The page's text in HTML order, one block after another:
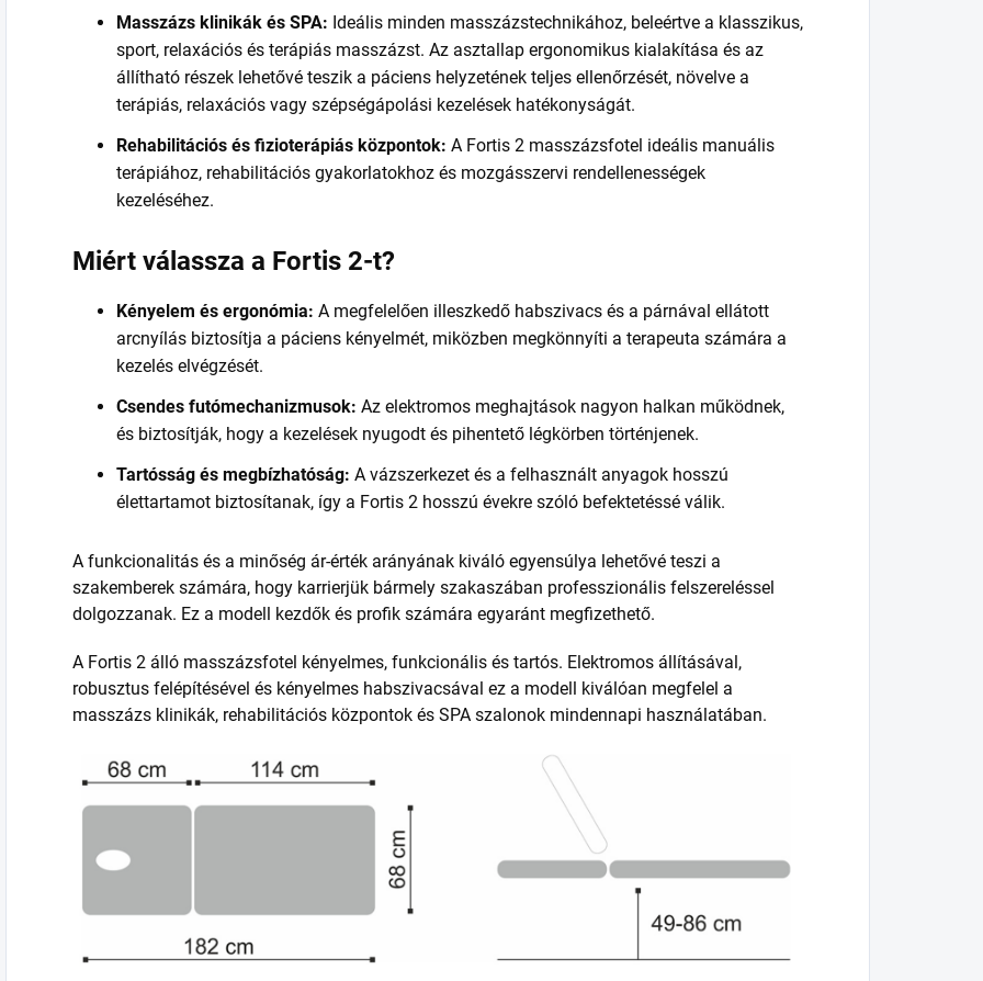
Masszázs klinikák és SPA: Ideális minden masszázstechnikához, beleértve a klasszikus,
sport, relaxációs és terápiás masszázst. Az asztallap ergonomikus kialakítása és az
állítható részek lehetővé teszik a páciens helyzetének teljes ellenőrzését, növelve a
terápiás, relaxációs vagy szépségápolási kezelések hatékonyságát.
Rehabilitációs és fizioterápiás központok: A Fortis 2 masszázsfotel ideális manuális
terápiához, rehabilitációs gyakorlatokhoz és mozgásszervi rendellenességek
kezeléséhez.
Miért válassza a Fortis 2-t?
Kényelem és ergonómia: A megfelelően illeszkedő habszivacs és a párnával ellátott
arcnyílás biztosítja a páciens kényelmét, miközben megkönnyíti a terapeuta számára a
kezelés elvégzését.
Csendes futómechanizmusok: Az elektromos meghajtások nagyon halkan működnek,
és biztosítják, hogy a kezelések nyugodt és pihentető légkörben történjenek.
Tartósság és megbízhatóság: A vázszerkezet és a felhasznált anyagok hosszú
élettartamot biztosítanak, így a Fortis 2 hosszú évekre szóló befektetéssé válik.
A funkcionalitás és a minőség ár-érték arányának kiváló egyensúlya lehetővé teszi a
szakemberek számára, hogy karrierjük bármely szakaszában professzionális felszereléssel
dolgozzanak. Ez a modell kezdők és profik számára egyaránt megfizethető.
A Fortis 2 álló masszázsfotel kényelmes, funkcionális és tartós. Elektromos állításával,
robusztus felépítésével és kényelmes habszivacsával ez a modell kiválóan megfelel a
masszázs klinikák, rehabilitációs központok és SPA szalonok mindennapi használatában.